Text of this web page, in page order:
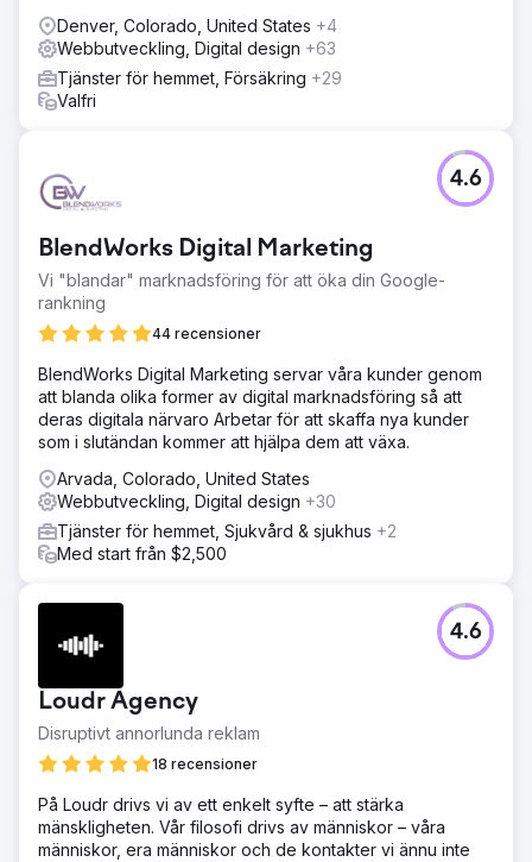
Denver, Colorado, United States +4
Webbutveckling, Digital design +63
Tjänster för hemmet, Försäkring +29
Valfri
BlendWorks Digital Marketing
Vi "blandar" marknadsföring för att öka din Google-
rankning
44 recensioner
4.6
BlendWorks Digital Marketing servar våra kunder genom
att blanda olika former av digital marknadsföring så att
deras digitala närvaro Arbetar för att skaffa nya kunder
som i slutändan kommer att hjälpa dem att växa.
Arvada, Colorado, United States
Webbutveckling, Digital design +30
Tjänster för hemmet, Sjukvård & sjukhus +2
Med start från $2,500
Loudr Agency
Disruptivt annorlunda reklam
18 recensioner
4.6
På Loudr drivs vi av ett enkelt syfte – att stärka
mänskligheten. Vår filosofi drivs av människor – våra
människor, era människor och de kontakter vi ännu inte